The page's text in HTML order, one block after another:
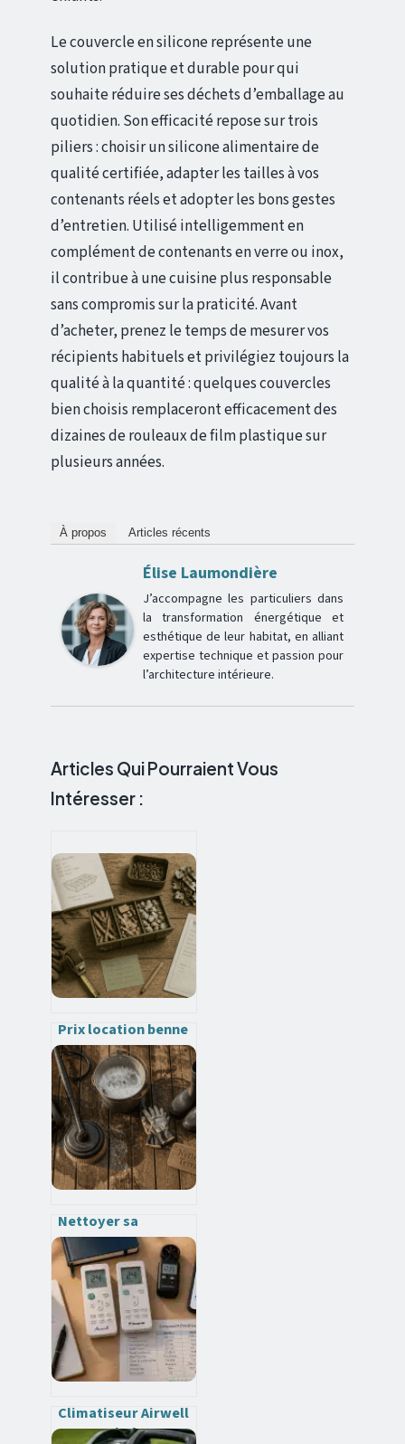
Le couvercle en silicone représente une
solution pratique et durable pour qui
souhaite réduire ses déchets d’emballage au
quotidien. Son efficacité repose sur trois
piliers : choisir un silicone alimentaire de
qualité certifiée, adapter les tailles à vos
contenants réels et adopter les bons gestes
d’entretien. Utilisé intelligemment en
complément de contenants en verre ou inox,
il contribue à une cuisine plus responsable
sans compromis sur la praticité. Avant
d’acheter, prenez le temps de mesurer vos
récipients habituels et privilégiez toujours la
qualité à la quantité : quelques couvercles
bien choisis remplaceront efficacement des
dizaines de rouleaux de film plastique sur
plusieurs années.
À propos Articles récents
Élise Laumondière
J’accompagne les particuliers dans
la transformation énergétique et
esthétique de leur habitat, en alliant
expertise technique et passion pour
l’architecture intérieure.
Articles Qui Pourraient Vous
Intéresser :
Prix location benne
pour vider maison :
l’erreur de volume
qui peut doubler
votre facture
Nettoyer sa
terrasse au Kärcher
: 3 règles d’or pour
éviter les dégâts
Climatiseur Airwell
: fiabilité réelle ou